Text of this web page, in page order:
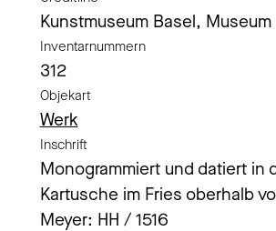
Kunstmuseum Basel, Museum
Inventarnummern
312
Objekart
Werk
Inschrift
Monogrammiert und datiert in
Kartusche im Fries oberhalb
Meyer: HH / 1516